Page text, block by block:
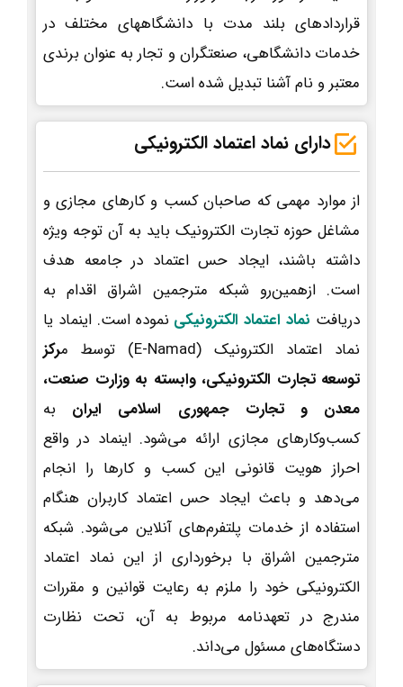
قراردادهای بلند مدت با دانشگاههای مختلف در
خدمات دانشگاهی، صنعتگران و تجار به عنوان برندی
معتبر و نام آشنا تبدیل شده است.
دارای نماد اعتماد الکترونیکی
از موارد مهمی که صاحبان کسب و کارهای مجازی و
مشاغل حوزه تجارت الکترونیک باید به آن توجه ویژه
داشته باشند، ایجاد حس اعتماد در جامعه هدف
است. ازهمین‌رو شبکه مترجمین اشراق اقدام به
دریافت نماد اعتماد الکترونیکی نموده است. اینماد یا
نماد اعتماد الکترونیک (E-Namad) توسط م
رکز
توسعه تجارت الکترونیکی، وابسته به وزارت صنعت،
معدن و تجارت جمهوری اسلامی ایران به
کسب‌وکارهای مجازی ارائه می‌شود. اینماد در واقع
احراز هویت قانونی این کسب و کارها را انجام
می‌دهد و باعث ایجاد حس اعتماد کاربران هنگام
استفاده از خدمات پلتفرم‌های آنلاین می‌شود. شبکه
مترجمین اشراق با برخورداری از این نماد اعتماد
الکترونیکی خود را ملزم به رعایت قوانین و مقررات
مندرج در تعهدنامه مربوط به آن، تحت نظارت
دستگاه‌های مسئول می‌داند.